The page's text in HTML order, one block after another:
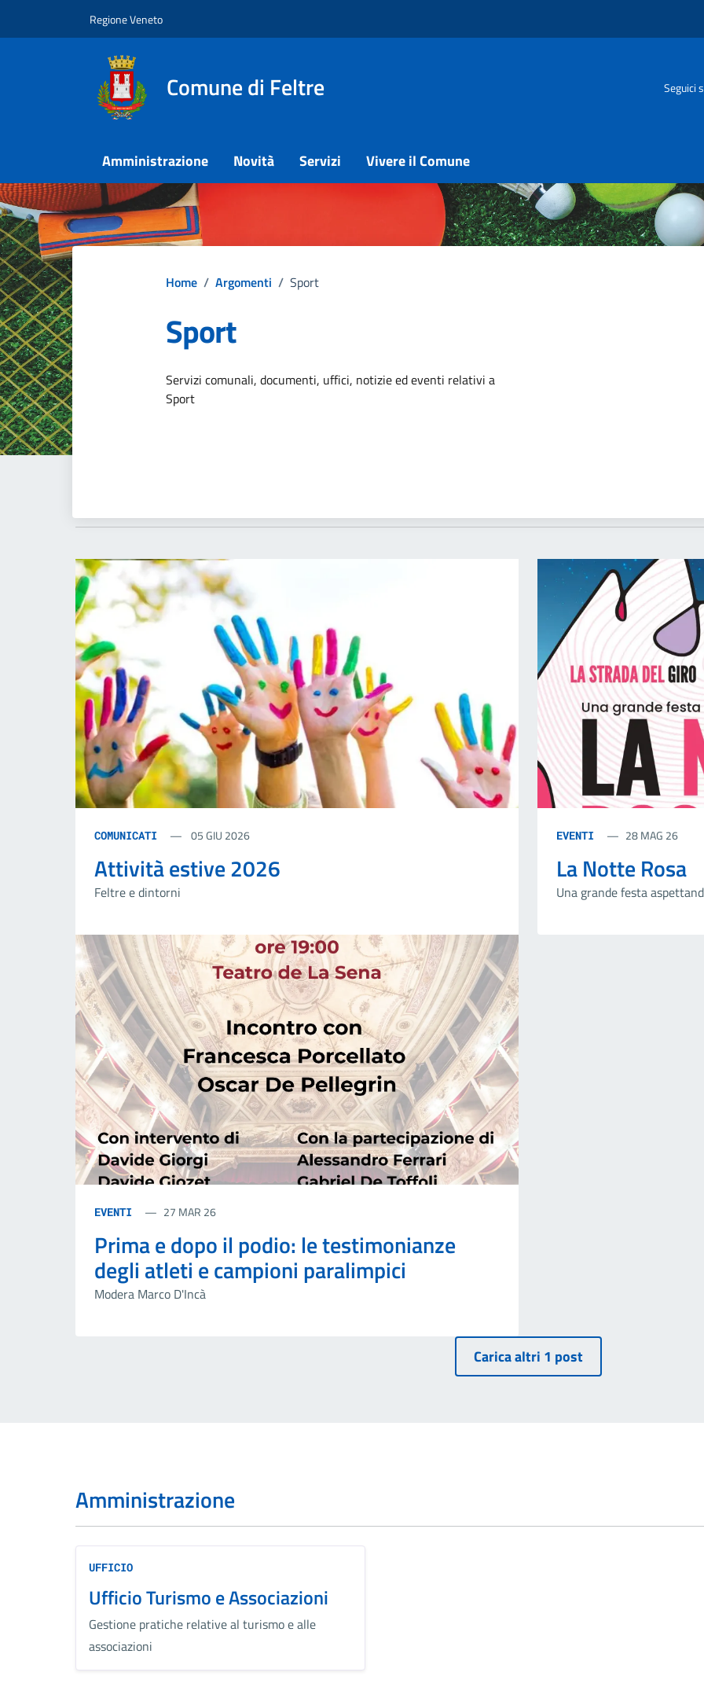
Regione Veneto
Comune di Feltre Seguici
Amministrazione Novità Servizi Vivere il Comune
Home / Argomenti / Sport
Sport
Dettagli dell'argomento
Servizi comunali, documenti, uffici, notizie ed eventi relativi a
Sport
COMUNICATI 05 GIU 2026
Attività estive 2026
Feltre e dintorni
EVENTI 28 MAG 26
La Notte Rosa
Una grande festa
27Mar
EVENTI 27 MAR 26
Prima e dopo il podio: le testimonianze
degli atleti e campioni paralimpici
Modera Marco D'Incà
Amministrazione
UFFICIO
Ufficio Turismo e Associazioni
Gestione pratiche relative al turismo e alle
associazioni